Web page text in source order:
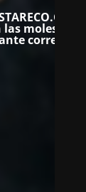
molestias.
correo